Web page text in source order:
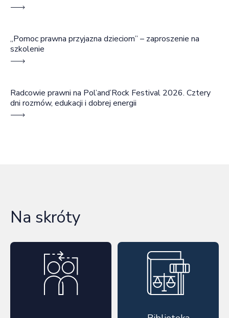
„Pomoc prawna przyjazna dzieciom” – zaproszenie na
szkolenie
Radcowie prawni na Pol’and’Rock Festival 2026. Cztery
dni rozmów, edukacji i dobrej energii
Na skróty